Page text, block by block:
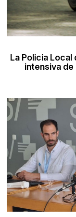
La Policia Local
intensiva